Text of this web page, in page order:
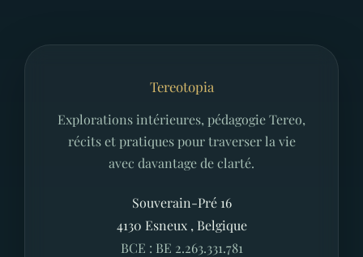
Tereotopia
Explorations intérieures, pédagogie Tereo,
récits et pratiques pour traverser la vie
avec davantage de clarté.
Souverain-Pré 16
4130 Esneux , Belgique
BCE : BE 2.263.331.781